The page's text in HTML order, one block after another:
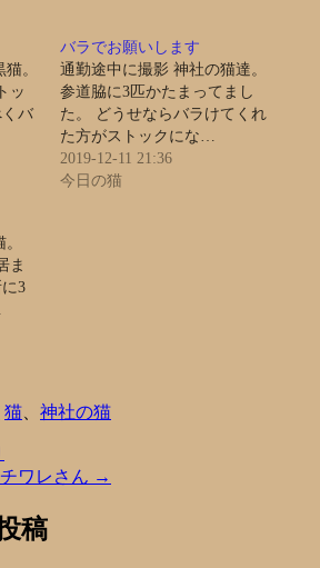
。
ッ
バ
バラでお願いします
通勤途中に撮影 神社の猫達。
参道脇に3匹かたまってまし
た。 どうせならバラけてくれ
た方がストックにな…
2019-12-11 21:36
今日の猫
ま
3
猫 神社の猫
ワレさん →
稿